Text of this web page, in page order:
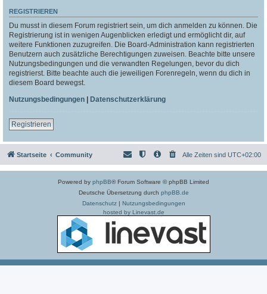
REGISTRIEREN
Du musst in diesem Forum registriert sein, um dich anmelden zu können. Die
Registrierung ist in wenigen Augenblicken erledigt und ermöglicht dir, auf
weitere Funktionen zuzugreifen. Die Board-Administration kann registrierten
Benutzern auch zusätzliche Berechtigungen zuweisen. Beachte bitte unsere
Nutzungsbedingungen und die verwandten Regelungen, bevor du dich
registrierst. Bitte beachte auch die jeweiligen Forenregeln, wenn du dich in
diesem Board bewegst.
Nutzungsbedingungen | Datenschutzerklärung
Registrieren
Startseite Community Alle Zeiten sind UTC+02:00
Powered by phpBB® Forum Software © phpBB Limited
Deutsche Übersetzung durch phpBB.de
Datenschutz| Nutzungsbedingungen
hosted by Linevast.de